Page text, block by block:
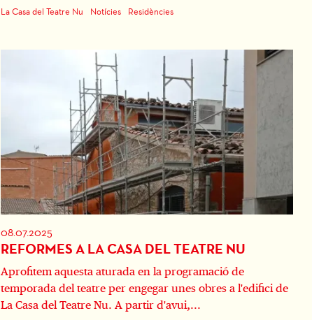
La Casa del Teatre Nu Notícies Residències
08.07.2025
REFORMES A LA CASA DEL TEATRE NU
Aprofitem aquesta aturada en la programació de
temporada del teatre per engegar unes obres a l'edifici de
La Casa del Teatre Nu. A partir d'avui,...